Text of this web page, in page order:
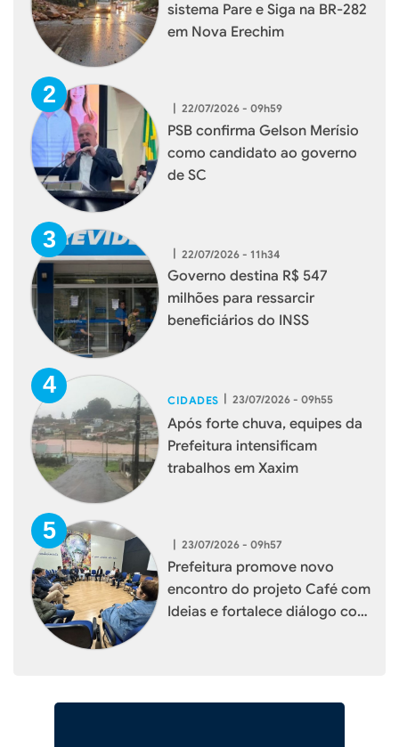
sistema Pare e Siga na BR-282
em Nova Erechim
| 22/07/2026 - 09h59
PSB confirma Gelson Merísio
como candidato ao governo
de SC
| 22/07/2026 - 11h34
Governo destina R$ 547
milhões para ressarcir
beneficiários do INSS
CIDADES 23/07/2026 - 09h55
Após forte chuva, equipes da
Prefeitura intensificam
trabalhos em Xaxim
| 23/07/2026 - 09h57
Prefeitura promove novo
encontro do projeto Café com
Ideias e fortalece diálogo com